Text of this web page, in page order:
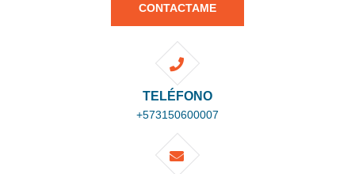
CONTACTAME
TELÉFONO
+573150600007